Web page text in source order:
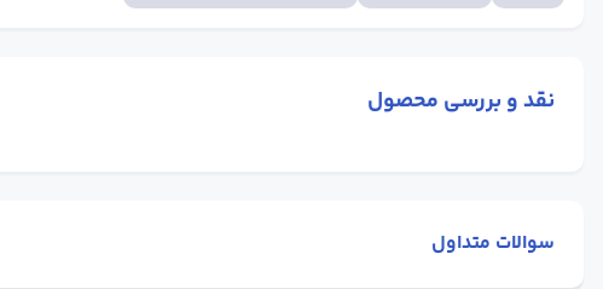
نقد و بررسی محصول
سوالات متداول